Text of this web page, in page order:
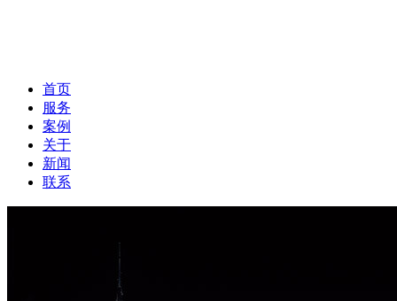
首页
服务
案例
关于
新闻
联系